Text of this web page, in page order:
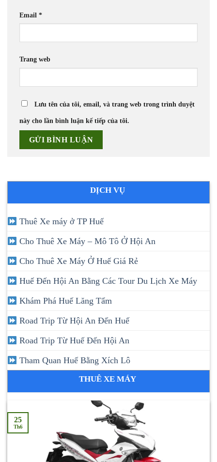
Email *
Trang web
Lưu tên của tôi, email, và trang web trong trình duyệt
này cho lần bình luận kế tiếp của tôi.
DỊCH VỤ
Thuê Xe máy ở TP Huế
Cho Thuê Xe Máy – Mô Tô Ở Hội An
Cho Thuê Xe Máy Ở Huế Giá Rẻ
Huế Đến Hội An Bằng Các Tour Du Lịch Xe Máy
Khám Phá Huế Lăng Tẩm
Road Trip Từ Hội An Đến Huế
Road Trip Từ Huế Đến Hội An
Tham Quan Huế Bằng Xích Lô
THUÊ XE MÁY
25
Th6